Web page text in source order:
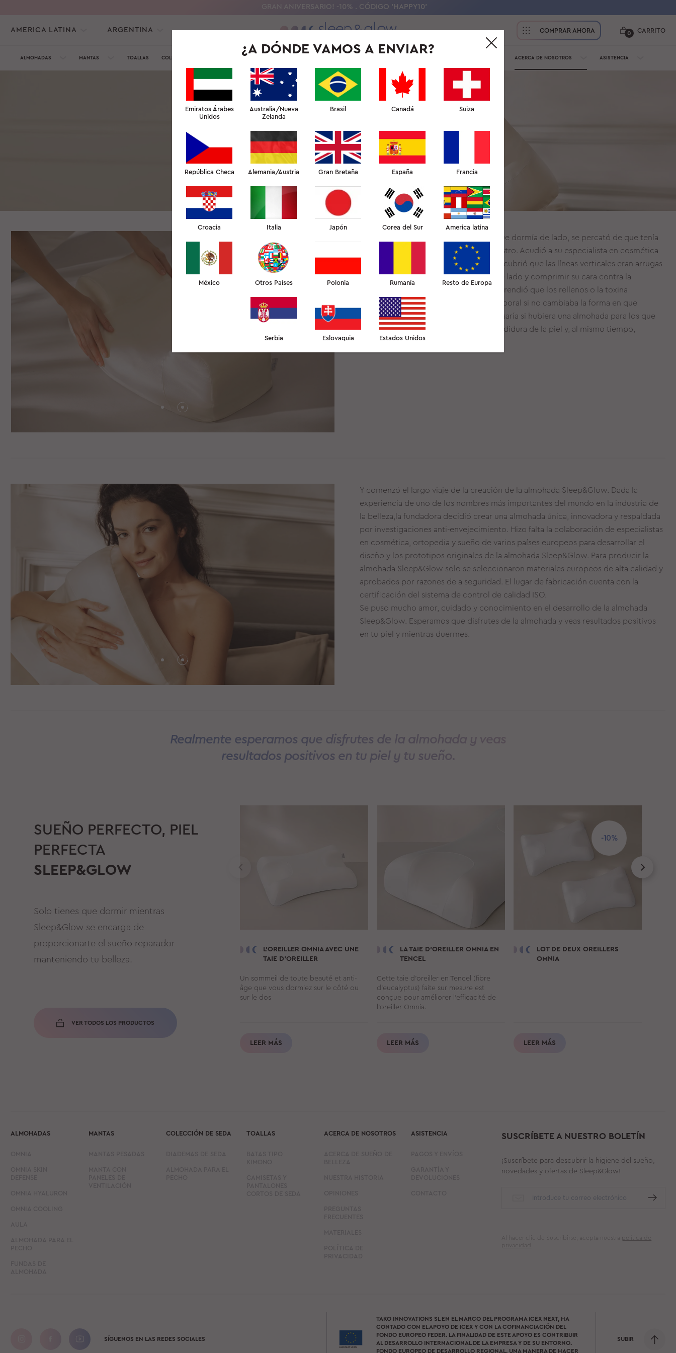
GRAN ANIVERSARIO! -10% . CÓDIGO 'HAPPY10'
AMERICA LATINA ARGENTINA COMPRAR AHORA CARRITO
0
ALMOHADAS MANTAS TOALLAS COLECCIÓN DE SEDA ACERCA DE NOSOTROS ASISTENCIA
NUESTRA HISTORIA
Un día, la fundadora de Sleep&Glow, que dormía de lado, se percató de que tenía
una serie de arrugas verticales en su rostro. Acudió a su especialista en cosmética
para una nueva sesión de rellenos y descubrió que las líneas verticales eran arrugas
provocadas por el sueño por dormir de lado y comprimir su cara contra la
almohada todas las noches. También aprendió que los rellenos o la toxina
botulínica solo serían una solución temporal si no cambiaba la forma en que
dormía. Se le ocurrió una idea: ¿qué pasaría si hubiera una almohada para los que
duermen de lado que minimizara la hendidura de la piel y, al mismo tiempo,
resultara cómoda durante el sueño?
Y comenzó el largo viaje de la creación de la almohada Sleep&Glow. Dada la
experiencia de uno de los nombres más importantes del mundo en la industria de
la belleza,la fundadora decidió crear una almohada única, innovadora y respaldada
por investigaciones anti-envejecimiento. Hizo falta la colaboración de especialistas
en cosmética, ortopedia y sueño de varios países europeos para desarrollar el
diseño y los prototipos originales de la almohada Sleep&Glow. Para producir la
almohada Sleep&Glow solo se seleccionaron materiales europeos de alta calidad y
aprobados por razones de a seguridad. El lugar de fabricación cuenta con la
certificación del sistema de control de calidad ISO.
Se puso mucho amor, cuidado y conocimiento en el desarrollo de la almohada
Sleep&Glow. Esperamos que disfrutes de la almohada y veas resultados positivos
en tu piel y mientras duermes.
Realmente esperamos que disfrutes de la almohada y veas
resultados positivos en tu piel y tu sueño.
SUEÑO PERFECTO, PIEL
PERFECTA
SLEEP&GLOW
Solo tienes que dormir mientras
Sleep&Glow se encarga de
proporcionarte el sueño reparador
manteniendo tu belleza.
VER TODOS LOS PRODUCTOS
L'OREILLEROMNIAAVEC UNE
TAIE D'OREILLER
Un sommeil de toute beauté et anti-
âge que vous dormiez sur le côté ou
sur le dos
LEER MÁS
LA TAIE D’OREILLEROMNIAEN
TENCEL
Cette taie d’oreiller en Tencel (fibre
d’eucalyptus) faite sur mesure est
conçue pour améliorer l’efficacité de
l’oreiller Omnia.
LEER MÁS
-10%
LOT DE DEUX OREILLERS
OMNIA
LEER MÁS
ALMOHADAS MANTAS COLECCIÓN DE SEDA TOALLAS ACERCA DE NOSOTROS ASISTENCIA SUSCRÍBETE A NUESTRO BOLETÍN
¡Suscríbete para descubrir la higiene del sueño,
novedades y ofertas de Sleep&Glow!
Al hacer clic de Suscribirse, acepta nuestra política de
privacidad
SÍGUENOS EN LAS REDES SOCIALES
TAKO INNOVATIONS SL EN EL MARCO DEL PROGRAMA ICEX NEXT, HA
CONTADO CON EL APOYO DE ICEX Y CON LA COFINANCIACIÓN DEL
FONDO EUROPEO FEDER. LA FINALIDAD DE ESTE APOYO ES CONTRIBUIR
AL DESARROLLO INTERNACIONAL DE LA EMPRESA Y DE SU ENTORNO.
FONDO EUROPEO DE DESARROLLO REGIONAL. UNA MANERA DE HACER
SUBIR
¿A DÓNDE VAMOS A ENVIAR?
Emiratos Árabes
Unidos
Australia/Nueva
Zelanda
Brasil Canadá Suiza
República Checa Alemania/Austria Gran Bretaña España Francia
Croacia Italia Japón Corea del Sur America latina
México Otros Países Polonia Rumanía Resto de Europa
Serbia Eslovaquia Estados Unidos